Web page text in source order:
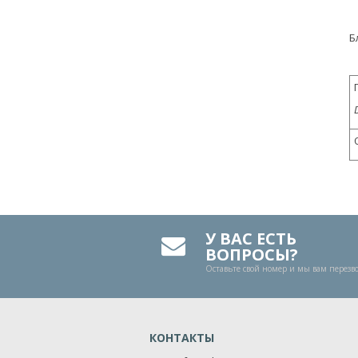
У ВАС ЕСТЬ
ВОПРОСЫ?
Оставьте свой номер и мы вам
КОНТАКТЫ